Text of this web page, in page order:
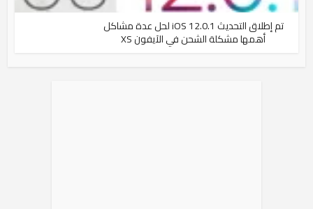
تم إطلاق التحديث iOS 12.0.1 لحل عدة مشاكل
أهمها مشكلة الشحن في الآيفون XS